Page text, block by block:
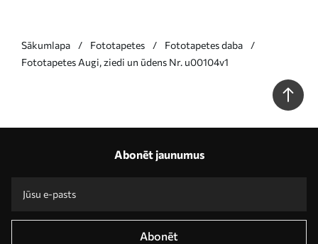
Sākumlapa Fototapetes
Fototapetes daba
Fototapetes Augi, ziedi un ūdens Nr. u00104v1
Abonēt jaunumus
Abonēt